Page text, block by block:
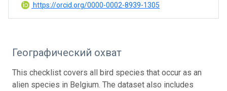
https://orcid.org/0000-0002-8939-1305
Географический охват
This checklist covers all bird species that occur as an
alien species in Belgium. The dataset also includes